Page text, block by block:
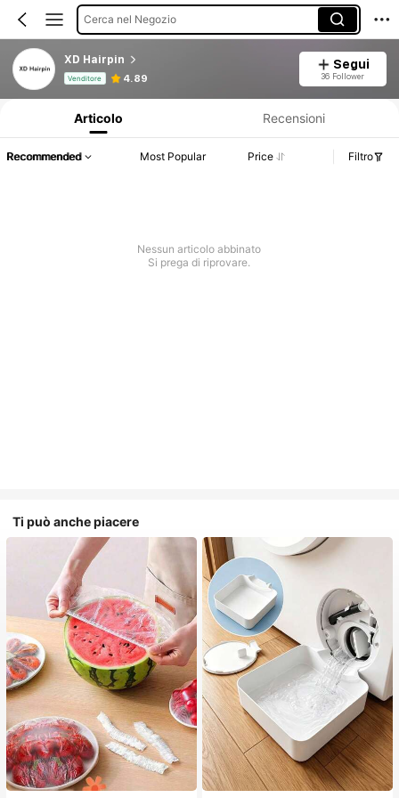
Cerca nel Negozio
XD Hairpin
Venditore 4.89
Segui
36 Follower
Articolo Recensioni
Recommended Most Popular Price Filtro
Nessun articolo abbinato
Si prega di riprovare.
Ti può anche piacere